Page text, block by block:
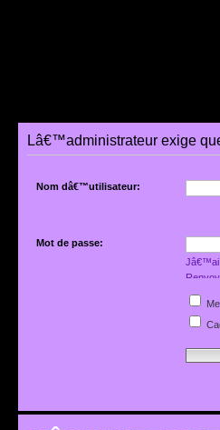
Lâ€™administrateur exige
Nom dâ€™utilisateur:
Mot de passe:
Jâ€™ai